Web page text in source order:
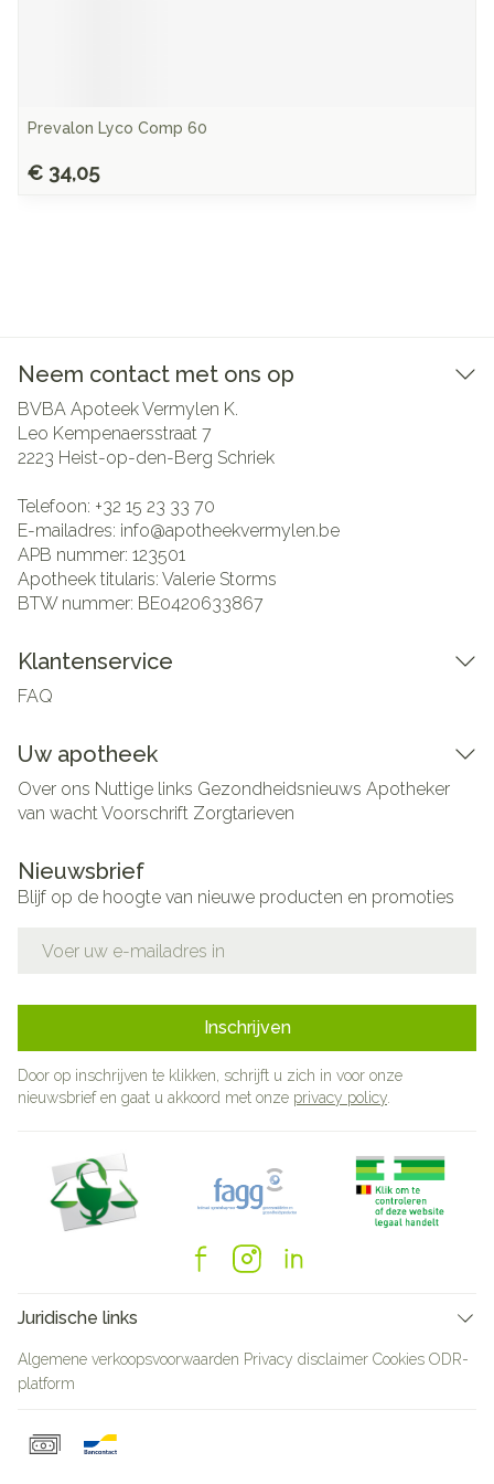
Prevalon Lyco Comp 60
€ 34,05
Neem contact met ons op
BVBA Apoteek Vermylen K.
Leo Kempenaersstraat 7
2223 Heist-op-den-Berg Schriek
Telefoon: +32 15 23 33 70
E-mailadres: info@apotheekvermylen.be
APB nummer: 123501
Apotheek titularis: Valerie Storms
BTW nummer: BE0420633867
Klantenservice
FAQ
Uw apotheek
Over ons Nuttige links Gezondheidsnieuws Apotheker
van wachtVoorschrift Zorgtarieven
Nieuwsbrief
Blijf op de hoogte van nieuwe producten en promoties
Inschrijven
Door op inschrijven te klikken, schrijft u zich in voor onze
nieuwsbrief en gaat u akkoord met onze privacy policy
Juridische links
Algemene verkoopsvoorwaarden Privacy disclaimer Cookies ODR-
platform